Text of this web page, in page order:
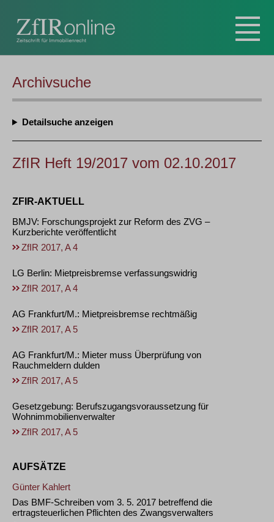
Archivsuche
Detailsuche
ZfIR Heft 19/2017 vom 02.10.2017
ZFIR-AKTUELL
BMJV: Forschungsprojekt zur Reform des ZVG –
Kurzberichte veröffentlicht
ZfIR 2017, A 4
LG Berlin: Mietpreisbremse verfassungswidrig
ZfIR 2017, A 4
AG Frankfurt/M.: Mietpreisbremse rechtmäßig
ZfIR 2017, A 5
AG Frankfurt/M.: Mieter muss Überprüfung von
Rauchmeldern dulden
ZfIR 2017, A 5
Gesetzgebung: Berufszugangsvoraussetzung für
Wohnimmobilienverwalter
ZfIR 2017, A 5
AUFSÄTZE
Günter Kahlert
Das BMF-Schreiben vom 3. 5. 2017 betreffend die
ertragsteuerlichen Pflichten des Zwangsverwalters